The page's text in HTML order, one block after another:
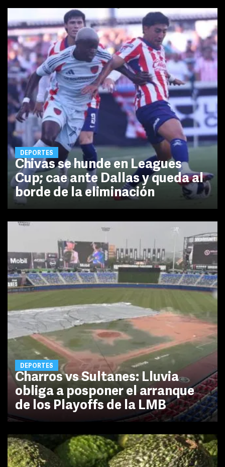
DEPORTES
Chivas se hunde en Leagues
Cup; cae ante Dallas y queda al
borde de la eliminación
DEPORTES
Charros vs Sultanes: Lluvia
obliga a posponer el arranque
de los Playoffs de la LMB